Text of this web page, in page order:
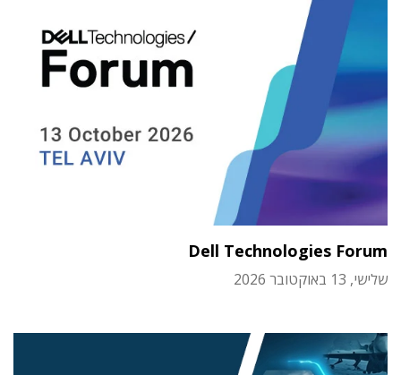
Dell Technologies Forum
שלישי, 13 באוקטובר 2026